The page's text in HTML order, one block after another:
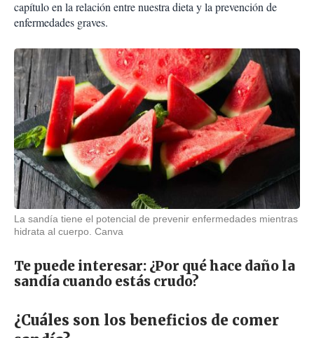
capítulo en la relación entre nuestra dieta y la prevención de
enfermedades graves.
La sandía tiene el potencial de prevenir enfermedades mientras
hidrata al cuerpo. Canva
Te puede interesar: ¿Por qué hace daño la
sandía cuando estás crudo?
¿Cuáles son los beneficios de comer